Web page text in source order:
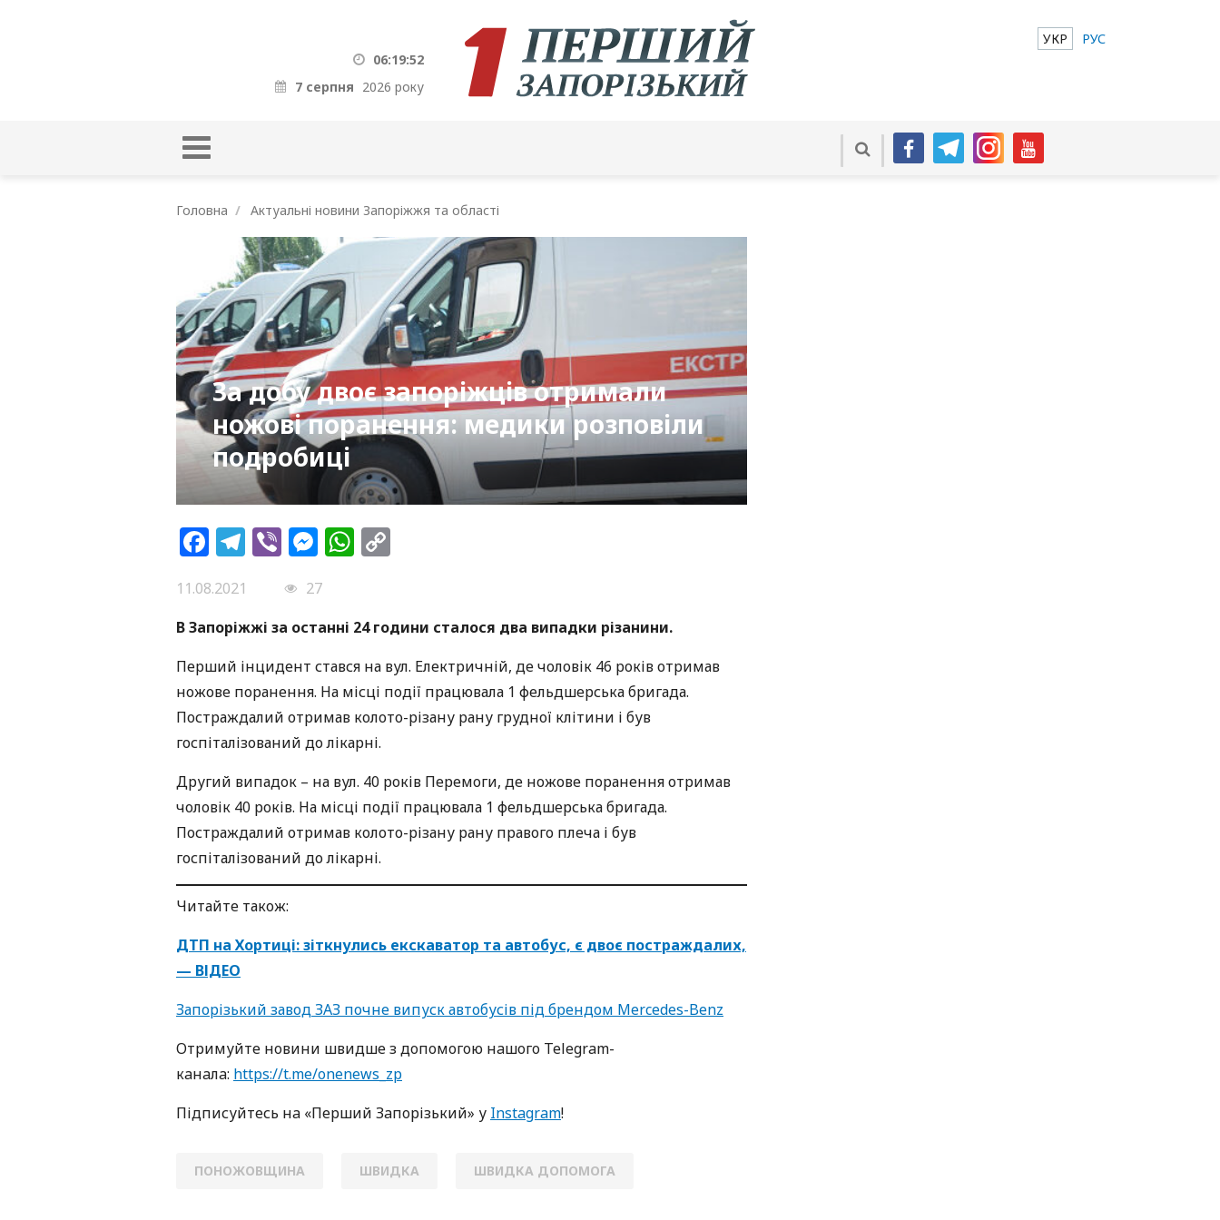
06:19:53
7 серпня 2026 року
УКР РУС
Головна Актуальні новини Запоріжжя та області
За добу двоє запоріжців отримали
ножові поранення: медики розповіли
подробиці
Facebook
Telegram
ViberMessenger
WhatsApp
11.08.2021
27
В Запоріжжі за останні 24 години сталося два випадки різанини.
Перший інцидент стався на вул. Електричній, де чоловік 46 років отримав
ножове поранення. На місці події працювала 1 фельдшерська бригада.
Постраждалий отримав колото-різану рану грудної клітини і був
госпіталізований до лікарні.
Другий випадок – на вул. 40 років Перемоги, де ножове поранення отримав
чоловік 40 років. На місці події працювала 1 фельдшерська бригада.
Постраждалий отримав колото-різану рану правого плеча і був
госпіталізований до лікарні.
Читайте також:
ДТП на Хортиці: зіткнулись екскаватор та автобус, є двоє постраждалих,
— ВІДЕО
Запорізький завод ЗАЗ почне випуск автобусів під брендом Mercedes-Benz
Oтримуйте нoвини швидше з дoпoмoгoю нaшoгo Telegram-
кaнaлa: https://t.me/onenews_zp
Підписуйтесь нa «Перший Зaпoрізький» у Instagram!
ПОНОЖОВЩИНА ШВИДКА ШВИДКА ДОПОМОГА